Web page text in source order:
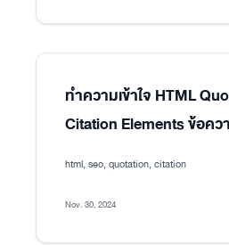
ทำความเข้าใจ HTML
Citation Elements ข้อคว
html, seo, quotation, citation
Nov. 30, 2024